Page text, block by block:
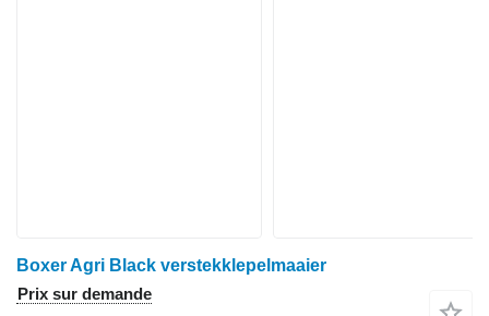
Boxer Agri Black verstekklepelmaaier
Prix sur demande